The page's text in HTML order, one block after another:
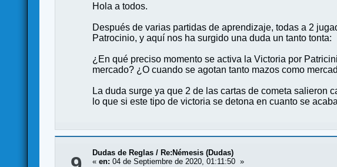
Hola a todos.
Después de varias partidas de aprendizaje, todas a 2
Patrocinio, y aquí nos ha surgido una duda un tanto tonta:
¿En qué preciso momento se activa la Victoria por
mercado? ¿O cuando se agotan tanto mazos como
La duda surge ya que 2 de las cartas de cometa salieron
lo que si este tipo de victoria se detona en cuanto se
Dudas de Reglas / Re:Némesis (Dudas)
«en: 04 de Septiembre de 2020, 01:11:50 »